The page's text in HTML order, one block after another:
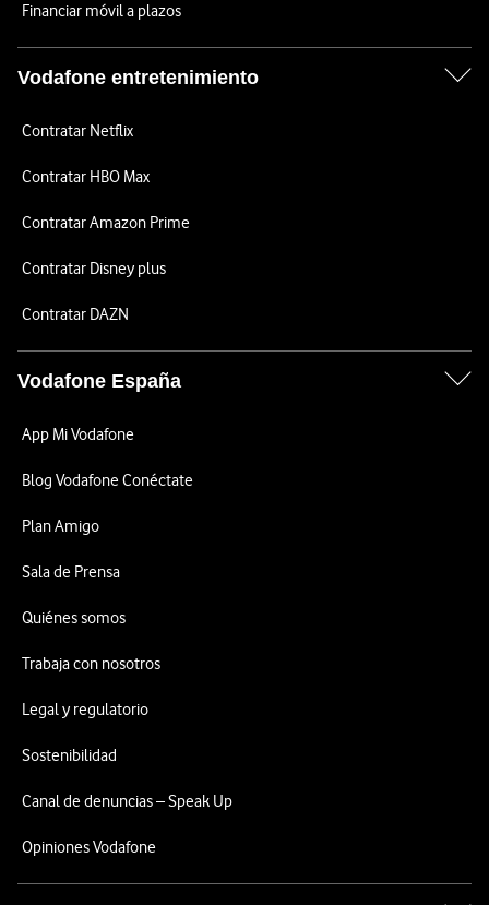
Financiar móvil a plazos
Vodafone entretenimiento
Contratar Netflix
Contratar HBO Max
Contratar Amazon Prime
Contratar Disney plus
Contratar DAZN
Vodafone España
App Mi Vodafone
Blog Vodafone Conéctate
Plan Amigo
Sala de Prensa
Quiénes somos
Trabaja con nosotros
Legal y regulatorio
Sostenibilidad
Canal de denuncias – Speak Up
Opiniones Vodafone